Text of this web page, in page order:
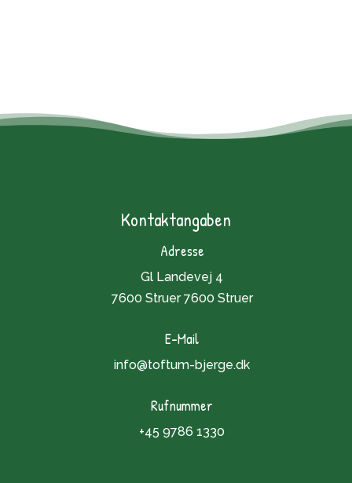
Kontaktangaben
Adresse
Gl Landevej 4
7600 Struer 7600 Struer
E-Mail
info@toftum-bjerge.dk
Rufnummer
+45 9786 1330